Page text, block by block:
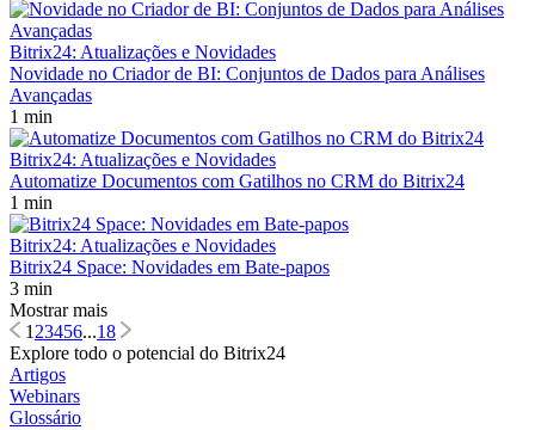
Bitrix24: Atualizações e Novidades
Novidade no Criador de BI: Conjuntos de Dados para Análises
Avançadas
1 min
Bitrix24: Atualizações e Novidades
Automatize Documentos com Gatilhos no CRM do Bitrix24
1 min
Bitrix24: Atualizações e Novidades
Bitrix24 Space: Novidades em Bate-papos
3 min
Mostrar mais
123456...18
Explore todo o potencial do Bitrix24
Artigos
Webinars
Glossário